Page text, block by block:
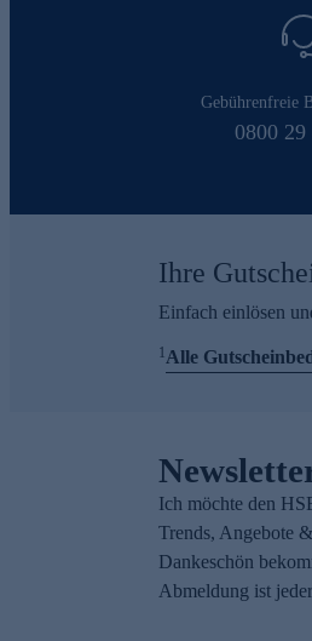
Gebührenfreie
0800 29
Ihre
Einfach einlösen
1Alle
Ich möchte den
Trends, Angebote
Dankeschön
Abmeldung ist